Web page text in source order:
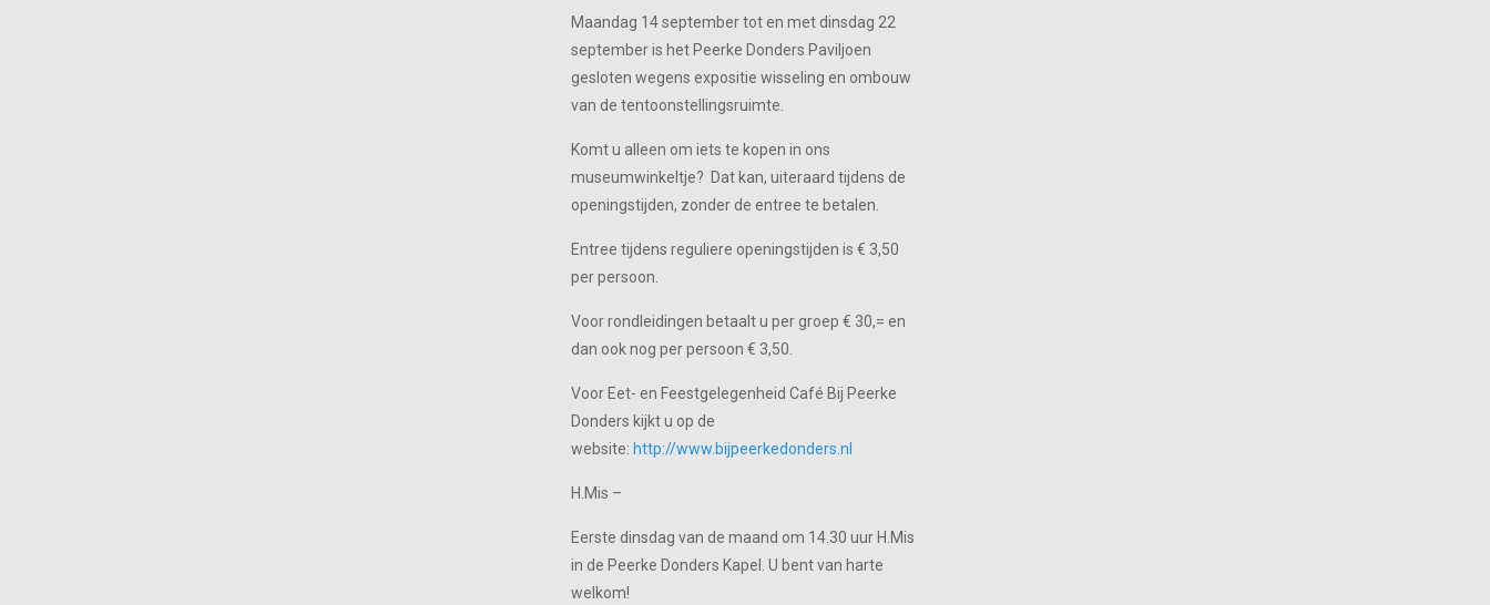
Maandag 14 september tot en met dinsdag 22
september is het Peerke Donders Paviljoen
gesloten wegens expositie wisseling en ombouw
van de tentoonstellingsruimte.
Komt u alleen om iets te kopen in ons
museumwinkeltje? Dat kan, uiteraard tijdens de
openingstijden, zonder de entree te betalen.
Entree tijdens reguliere openingstijden is € 3,50
per persoon.
Voor rondleidingen betaalt u per groep € 30,= en
dan ook nog per persoon € 3,50.
Voor Eet- en Feestgelegenheid Café Bij Peerke
Donders kijkt u op de
website: http://www.bijpeerkedonders.nl
H.Mis –
Eerste dinsdag van de maand om 14.30 uur H.Mis
in de Peerke Donders Kapel. U bent van harte
welkom!